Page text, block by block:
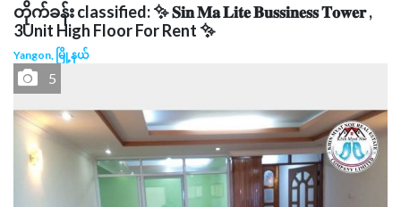
တိုက်ခန်း classified: ✨ 𝐒𝐢𝐧 𝐌𝐚 𝐋𝐢𝐭𝐞 𝐁𝐮𝐬𝐬𝐢𝐧𝐞𝐬𝐬 𝐓𝐨𝐰𝐞𝐫 ,
3Unit High Floor For Rent ✨
Yangon, မြို့နယ်
5